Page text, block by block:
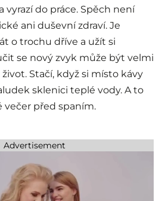
vyrazí do práce. Spěch není
ani duševní zdraví. Je
o trochu dříve a užít si
se nový zvyk může být velmi
Stačí, když si místo kávy
sklenici teplé vody. A to
večer před spaním.
Advertisement